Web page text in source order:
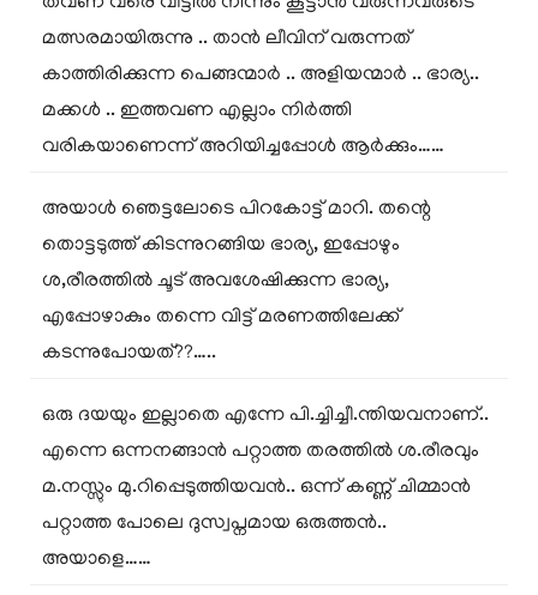
മത്സരമായിരുന്നു .. താൻ ലീവിന് വരുന്നത്
കാത്തിരിക്കുന്ന പെങ്ങന്മാർ .. അളിയന്മാർ .. ഭാര്യ..
മക്കൾ .. ഇത്തവണ എല്ലാം നിർത്തി
വരികയാണെന്ന് അറിയിച്ചപ്പോൾ ആർക്കും……
അയാൾ ഞെട്ടലോടെ പിറകോട്ട് മാറി. തന്റെ
തൊട്ടടുത്ത് കിടന്നുറങ്ങിയ ഭാര്യ, ഇപ്പോഴും
ശ,രീരത്തിൽ ചൂട് അവശേഷിക്കുന്ന ഭാര്യ,
എപ്പോഴാകും തന്നെ വിട്ട് മരണത്തിലേക്ക്
കടന്നുപോയത്??…..
ഒരു ദയയും ഇല്ലാതെ എന്നേ പി.ച്ചിച്ചീ.ന്തിയവനാണ്..
എന്നെ ഒന്നനങ്ങാൻ പറ്റാത്ത തരത്തിൽ ശ.രീരവും
മ.നസ്സും മു.റിപ്പെടുത്തിയവൻ.. ഒന്ന് കണ്ണ് ചിമ്മാൻ
പറ്റാത്ത പോലെ ദുസ്വപ്നമായ ഒരുത്തൻ..
അയാളെ……